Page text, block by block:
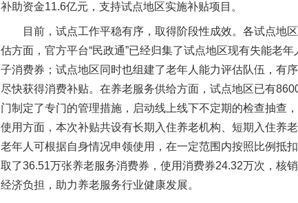
补助资金11.6亿元，支持试点地区实施补贴项目。
目前，试点工作平稳有序，取得阶段性成效。各试点地
估方面，官方平台“民政通”已经归集了试点地区现有失能老
子消费券；试点地区同时也组建了老年人能力评估队伍，有
尽快获得消费补贴。在养老服务供给方面，试点地区已有
门制定了专门的管理措施，启动线上线下不定期的检查抽查
使用方面，本次补贴共设有长期入住养老机构、短期入住养
老年人可根据自身情况申领使用，在一定范围内按照比例抵
取了36.51万张养老服务消费券，使用消费券24.32万次，核
经济负担，助力养老服务行业健康发展。
这是一记警钟！ 谢谢有